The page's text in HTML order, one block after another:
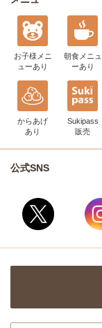
お子様メニ
ューあり
朝食メニュ
ーあり
からあげ
あり
Sukipass
販売
公式SNS